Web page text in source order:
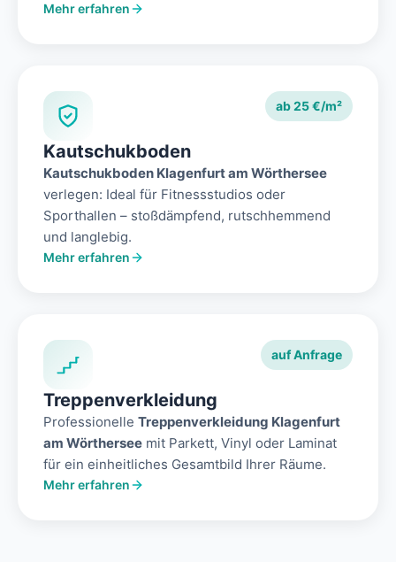
Mehr erfahren
ab 25 €/m²
Kautschukboden
Kautschukboden Klagenfurt am Wörthersee
verlegen: Ideal für Fitnessstudios oder
Sporthallen – stoßdämpfend, rutschhemmend
und langlebig.
Mehr erfahren
auf Anfrage
Treppenverkleidung
Professionelle Treppenverkleidung Klagenfurt
am Wörthersee mit Parkett, Vinyl oder Laminat
für ein einheitliches Gesamtbild Ihrer Räume.
Mehr erfahren